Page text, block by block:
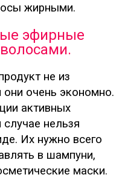
жирными.
эфирные
не из
очень экономно.
активных
нельзя
Их нужно всего
в шампуни,
маски.